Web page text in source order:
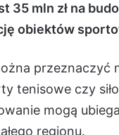
35 mln zł na
obiektów
przeznaczyć
tenisowe czy
mogą
regionu.